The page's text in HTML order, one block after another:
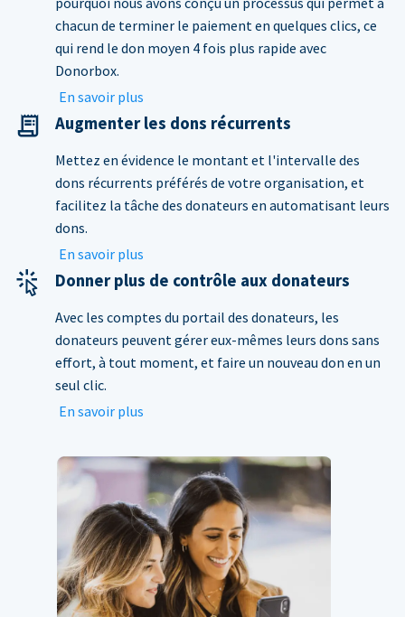
chacun de terminer le paiement en quelques clics, ce
qui rend le don moyen 4 fois plus rapide avec
Donorbox.
En savoir plus
Augmenter les dons récurrents
Mettez en évidence le montant et l'intervalle des
dons récurrents préférés de votre organisation, et
facilitez la tâche des donateurs en automatisant leurs
dons.
En savoir plus
Donner plus de contrôle aux donateurs
Avec les comptes du portail des donateurs, les
donateurs peuvent gérer eux-mêmes leurs dons sans
effort, à tout moment, et faire un nouveau don en un
seul clic.
En savoir plus